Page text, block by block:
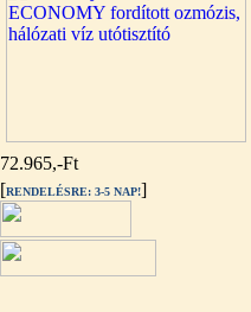
72.965,-Ft
[RENDELÉSRE: 3-5 NAP!]